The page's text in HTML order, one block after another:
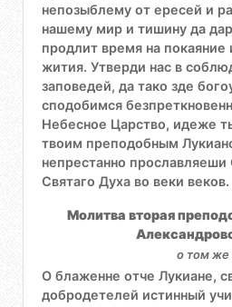
непозыблему от ересей и
нашему мир и тишину да
продлит время на покаяние
жития. Утверди нас в
заповедей, да тако зде
сподобимся
Небесное Царство, идеже
твоим преподобным
непрестанно
Святаго Духа во веки
Молитва вторая
о том же
О блаженне отче Лукиане,
добродетелей истинный